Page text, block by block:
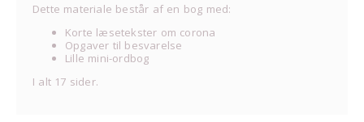
Dette materiale består af en bog med:
Korte læsetekster om corona
Opgaver til besvarelse
Lille mini-ordbog
I alt 17 sider.